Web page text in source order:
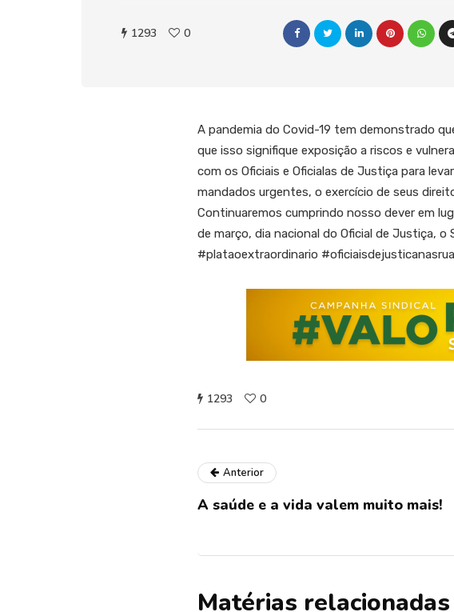
1293 0
A pandemia do Covid-19 tem demonstrado
que isso signifique exposição a riscos e
com os Oficiais e Oficialas de Justiça para
mandados urgentes, o exercício de seus
Continuaremos cumprindo nosso dever em
de março, dia nacional do Oficial de Justiça,
#plataoextraordinario
1293 0
Anterior
A saúde e a vida valem muito mais!
Matérias relacionadas